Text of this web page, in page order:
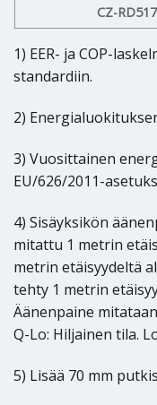
CZ-
1) EER- ja COP-
standardiin.
2)
3) Vuosittainen
EU/626/2011-
4) Sisäyksikön
mitattu 1 metrin
metrin etäisyydeltä
tehty 1 metrin
Äänenpaine
Q-Lo: Hiljainen tila.
5) Lisää 70 mm